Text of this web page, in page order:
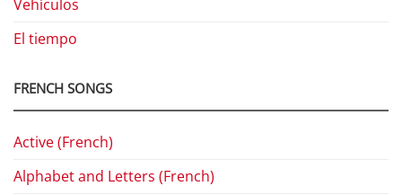
Vehículos
El tiempo
FRENCH SONGS
Active (French)
Alphabet and Letters (French)